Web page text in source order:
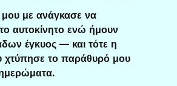
με ανάγκασε να
αυτοκίνητο ενώ ήμουν
έγκυος — και τότε η
χτύπησε το παράθυρό μου